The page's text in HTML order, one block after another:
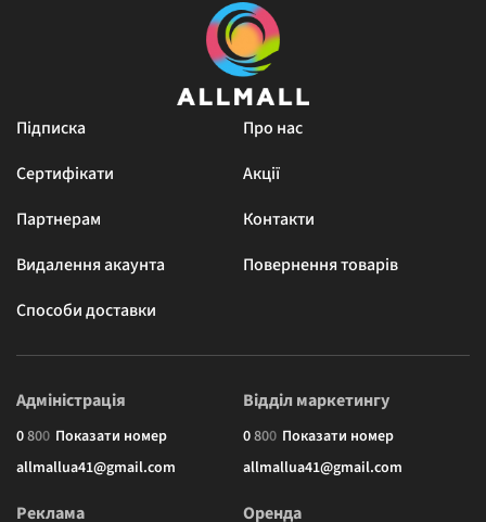
Підписка
Про нас
Сертифікати
Акції
Партнерам
Контакти
Видалення акаунта
Повернення товарів
Способи доставки
Адміністрація
0800 Показати номер
allmallua41@gmail.com
Відділ маркетингу
0800 Показати номер
allmallua41@gmail.com
Реклама Оренда